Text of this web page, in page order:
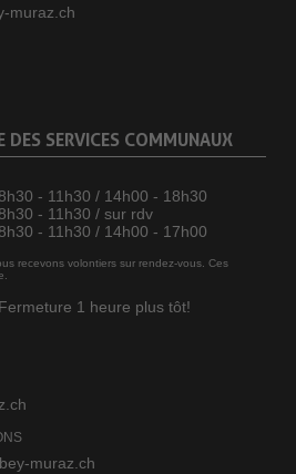
muraz.ch
DES SERVICES COMMUNAUX
- 11h30 / 14h00 - 18h30
- 11h30 / sur rdv
- 11h30 / 14h00 - 17h00
recevons volontiers sur rendez-vous. Ces
Fermeture 1 heure plus tôt!
muraz.ch